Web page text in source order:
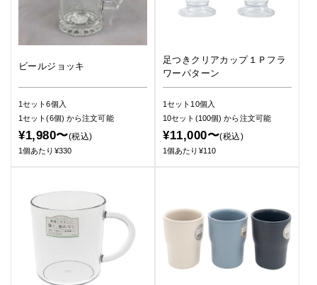
ビールジョッキ
1セット6個入
1セット(6個) から注文可能
¥1,980〜(税込)
1個あたり¥330
足つきクリアカップ１Ｐフラ
ワーパターン
1セット10個入
10セット(100個)から注文可能
¥11,000〜(税込)
1個あたり¥110